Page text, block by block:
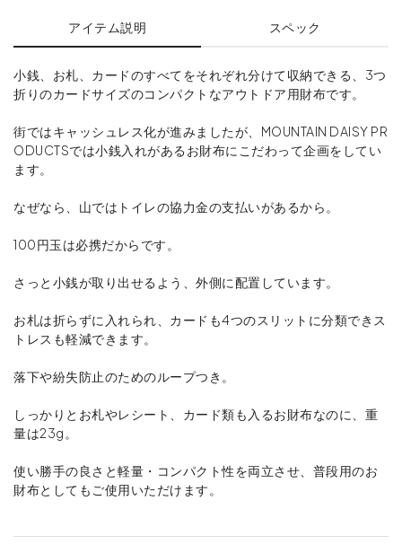
アイテム説明 スペック
小銭、お札、カードのすべてをそれぞれ分けて収納できる、3つ
折りのカードサイズのコンパクトなアウトドア用財布です。
街ではキャッシュレス化が進みましたが、MOUNTAIN DAISY PR
ODUCTSでは小銭入れがあるお財布にこだわって企画をしてい
ます。
なぜなら、山ではトイレの協力金の支払いがあるから。
100円玉は必携だからです。
さっと小銭が取り出せるよう、外側に配置しています。
お札は折らずに入れられ、カードも4つのスリットに分類できス
トレスも軽減できます。
落下や紛失防止のためのループつき。
しっかりとお札やレシート、カード類も入るお財布なのに、重
量は23g。
使い勝手の良さと軽量・コンパクト性を両立させ、普段用のお
財布としてもご使用いただけます。